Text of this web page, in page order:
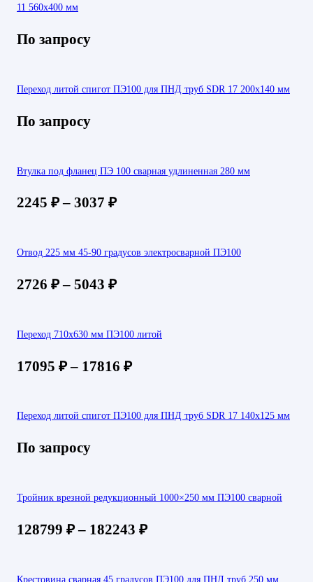
11 560х400 мм
По запросу
Переход литой спигот ПЭ100 для ПНД труб SDR 17 200х140 мм
По запросу
Втулка под фланец ПЭ 100 сварная удлиненная 280 мм
2245 ₽– 3037 ₽
Отвод 225 мм 45-90 градусов электросварной ПЭ100
2726 ₽– 5043 ₽
Переход 710х630 мм ПЭ100 литой
17095 ₽– 17816 ₽
Переход литой спигот ПЭ100 для ПНД труб SDR 17 140х125 мм
По запросу
Тройник врезной редукционный 1000×250 мм ПЭ100 сварной
128799 ₽– 182243 ₽
Крестовина сварная 45 градусов ПЭ100 для ПНД труб 250 мм